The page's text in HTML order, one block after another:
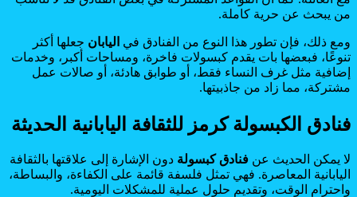
من يبحث عن حرية كاملة.
ومع ذلك، فإن تطور هذا النوع من الفنادق في اليابان جعلها أكثر
تنوعًا، فبعضها بات يقدم كبسولات فاخرة، ومساحات أكبر، وخدمات
إضافية مثل غرف النساء فقط، أو طوابق هادئة، أو صالات عمل
مشتركة، مما زاد من جاذبيتها.
فنادق الكبسولة كرمز للثقافة اليابانية الحديثة
لا يمكن الحديث عن فنادق كبسولة دون الإشارة إلى علاقتها بالثقافة
اليابانية المعاصرة. فهي تمثل فلسفة قائمة على الكفاءة، والبساطة،
واحترام الوقت، وتقديم حلول عملية للمشكلات اليومية.